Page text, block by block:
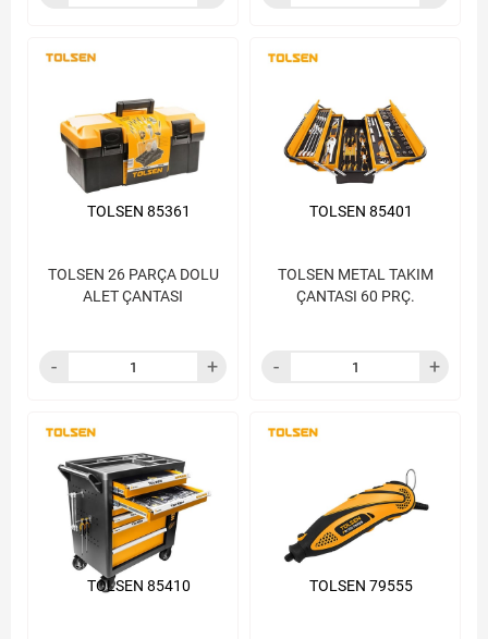
TOLSEN 26 PARÇA DOLU
ALET ÇANTASI
TOLSEN 85361
TOLSEN METAL TAKIM
ÇANTASI 60 PRÇ.
TOLSEN 85401
TOLSEN 85410 TOLSEN 79555